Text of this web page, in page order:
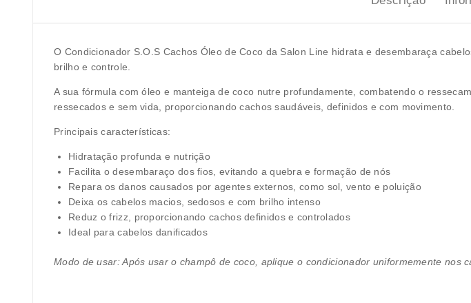
O Condicionador S.O.S Cachos Óleo de Coco da Salon Line hidrata e desembaraça
brilho e controle.
A sua fórmula com óleo e manteiga de coco nutre profundamente, combatendo o
ressecados e sem vida, proporcionando cachos saudáveis, definidos e com movimento.
Principais características:
Hidratação profunda e nutrição
Facilita o desembaraço dos fios, evitando a quebra e formação de nós
Repara os danos causados por agentes externos, como sol, vento e poluição
Deixa os cabelos macios, sedosos e com brilho intenso
Reduz o frizz, proporcionando cachos definidos e controlados
Ideal para cabelos danificados
Modo de usar: Após usar o champô de coco, aplique o condicionador uniformemente nos